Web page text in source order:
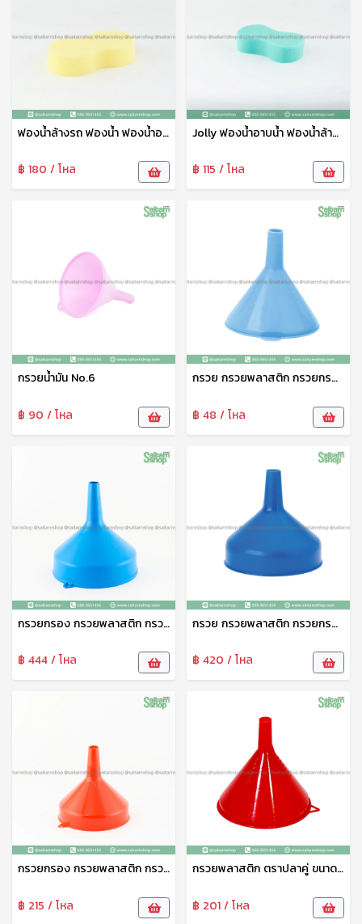
ฟองน้ำล้างรถ ฟองน้ำ ฟองน้ำอเนกประสงค์ ฟองน้ำเช้ดรถ 2 สี แพ็คคู่ ตราวีรดา
฿ 180 / โหล
Jolly ฟองน้ำอาบน้ำ ฟองน้ำล้างรถ ฟองน้ำอเนกประสงค์ ฟองน้ำ ตราจอลลี่ใหญ่
฿ 115 / โหล
กรวยน้ำมัน No.6
฿ 90 / โหล
กรวย กรวยพลาสติก กรวยกรองน้ำ กรวยน้ำมัน กรวยกรอกอาหาร No.4 ท็อปแวร์
฿ 48 / โหล
กรวยกรอง กรวยพลาสติก กรวยน้ำมัน กรวยกรอกอาหาร อเนกประสงค์ 12 นิ้ว No.6531 ฉัตร
฿ 444 / โหล
กรวย กรวยพลาสติก กรวยกรองน้ำ กรวยกรอก กรวยน้ำมัน กรวยกรองน้ำพลาสติก อเนกประสงค์ 10 นิ้ว ฉัตร
฿ 420 / โหล
กรวยกรอง กรวยพลาสติก กรวยน้ำมัน กรวยกรอกอาหาร อเนกประสงค์ 8 นิ้ว No.652 ฉัตร
฿ 215 / โหล
กรวยพลาสติก ตราปลาคู่ ขนาดใหญ่ 14 ซม กรวยกรอก กรวยรางน้ำฝน กรวยน้ำมัน กรวยน้ำ no.1014
฿ 201 / โหล